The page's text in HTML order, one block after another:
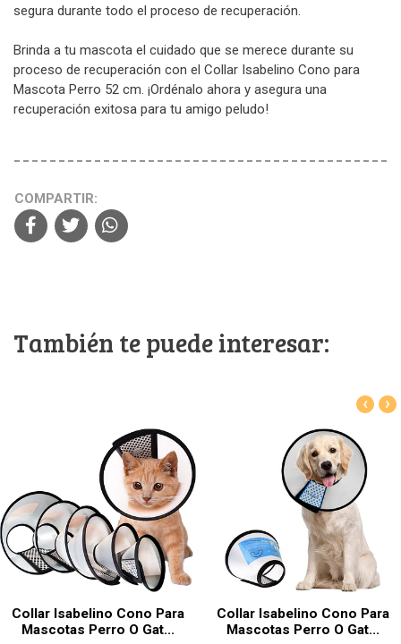
segura durante todo el proceso de recuperación.
Brinda a tu mascota el cuidado que se merece durante su
proceso de recuperación con el Collar Isabelino Cono para
Mascota Perro 52 cm. ¡Ordénalo ahora y asegura una
recuperación exitosa para tu amigo peludo!
COMPARTIR:
También te puede interesar:
Collar Isabelino Cono Para
Mascotas Perro O Gat...
Collar Isabelino Cono Para
Mascotas Perro O Gat...
‹ ›